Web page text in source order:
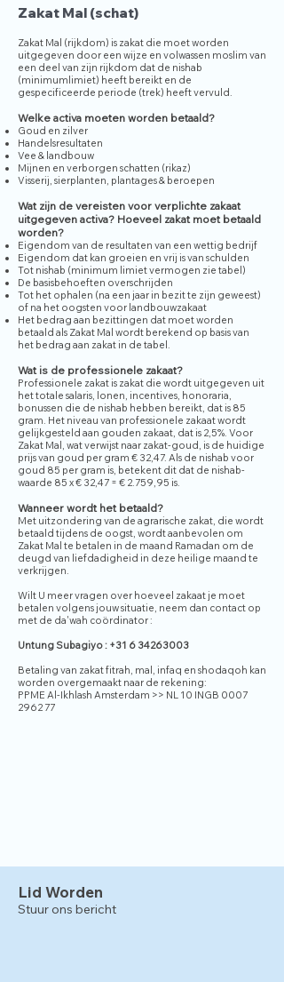
Zakat Mal (schat)
Zakat Mal (rijkdom) is zakat die moet worden
uitgegeven door een wijze en volwassen moslim van
een deel van zijn rijkdom dat de nishab
(minimumlimiet) heeft bereikt en de
gespecificeerde periode (trek) heeft vervuld.
Welke activa moeten worden betaald?
Goud en zilver
Handelsresultaten
Vee & landbouw
Mijnen en verborgen schatten (rikaz)
Visserij, sierplanten, plantages & beroepen
Wat zijn de vereisten voor verplichte zakaat
uitgegeven activa? Hoeveel zakat moet betaald
worden?
Eigendom van de resultaten van een wettig bedrijf
Eigendom dat kan groeien en vrij is van schulden
Tot nishab (minimum limiet vermogen zie tabel)
De basisbehoeften overschrijden
Tot het ophalen (na een jaar in bezit te zijn geweest)
of na het oogsten voor landbouwzakaat
Het bedrag aan bezittingen dat moet worden
betaald als Zakat Mal wordt berekend op basis van
het bedrag aan zakat in de tabel.
Wat is de professionele zakaat?
Professionele zakat is zakat die wordt uitgegeven uit
het totale salaris, lonen, incentives, honoraria,
bonussen die de nishab hebben bereikt, dat is 85
gram. Het niveau van professionele zakaat wordt
gelijkgesteld aan gouden zakaat, dat is 2,5%. Voor
Zakat Mal, wat verwijst naar zakat-goud, is de huidige
prijs van goud per gram € 32,47. Als de nishab voor
goud 85 per gram is, betekent dit dat de nishab-
waarde 85 x € 32,47 = € 2.759,95 is.
Wanneer wordt het betaald?
Met uitzondering van de agrarische zakat, die wordt
betaald tijdens de oogst, wordt aanbevolen om
Zakat Mal te betalen in de maand Ramadan om de
deugd van liefdadigheid in deze heilige maand te
verkrijgen.
Wilt U meer vragen over hoeveel zakaat je moet
betalen volgens jouw situatie, neem dan contact op
met de da'wah coördinator :
Untung Subagiyo : +31 6 34263003
Betaling van zakat fitrah, mal, infaq en shodaqoh kan
worden overgemaakt naar de rekening:
PPME Al-Ikhlash Amsterdam >> NL 10 INGB 0007
2962 77
Lid Worden
Stuur ons bericht